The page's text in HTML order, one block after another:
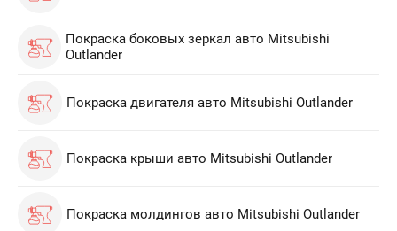
Покраска боковых зеркал авто Mitsubishi
Outlander
Покраска двигателя авто Mitsubishi Outlander
Покраска крыши авто Mitsubishi Outlander
Покраска молдингов авто Mitsubishi Outlander